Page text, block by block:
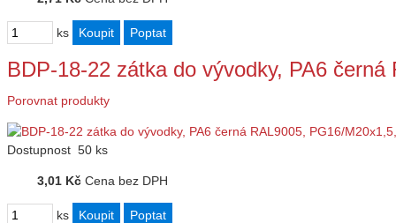
ks
BDP-18-22 zátka do vývodky, PA6
Porovnat produkty
Dostupnost 50 ks
3,01 Kč Cena bez DPH
ks